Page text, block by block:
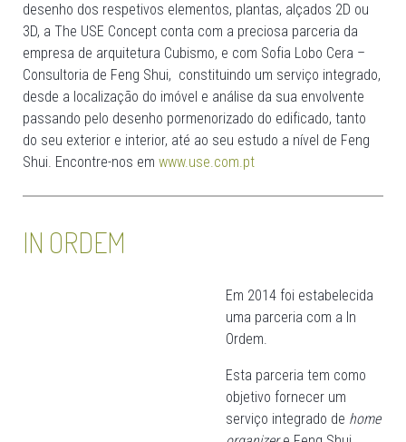
desenho dos respetivos elementos, plantas, alçados 2D ou
3D, a The USE Concept conta com a preciosa parceria da
empresa de arquitetura Cubismo, e com Sofia Lobo Cera –
Consultoria de Feng Shui, constituindo um serviço integrado,
desde a localização do imóvel e análise da sua envolvente
passando pelo desenho pormenorizado do edificado, tanto
do seu exterior e interior, até ao seu estudo a nível de Feng
Shui. Encontre-nos em www.use.com.pt
IN ORDEM
Em 2014 foi estabelecida
uma parceria com a In
Ordem.
Esta parceria tem como
objetivo fornecer um
serviço integrado de home